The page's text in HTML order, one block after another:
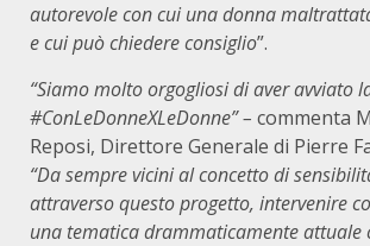
autorevole con cui una donna
e cui può chiedere consiglio”.
“Siamo molto orgogliosi di aver avviato
#ConLeDonneXLeDonne” – commenta
Reposi, Direttore Generale di Pierre
“Da sempre vicini al concetto di
attraverso questo progetto, intervenire
una tematica drammaticamente attuale